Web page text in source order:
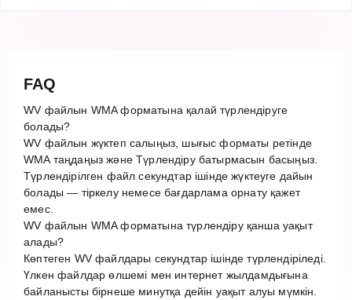
FAQ
WV файлын WMA форматына қалай түрлендіруге
болады?
WV файлын жүктеп салыңыз, шығыс форматы ретінде
WMA таңдаңыз және Түрлендіру батырмасын басыңыз.
Түрлендірілген файл секундтар ішінде жүктеуге дайын
болады — тіркелу немесе бағдарлама орнату қажет
емес.
WV файлын WMA форматына түрлендіру қанша уақыт
алады?
Көптеген WV файлдары секундтар ішінде түрлендіріледі.
Үлкен файлдар өлшемі мен интернет жылдамдығына
байланысты бірнеше минутқа дейін уақыт алуы мүмкін.